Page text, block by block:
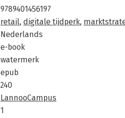
9789401456197
retail, digitale tijdperk,
Nederlands
e-book
watermerk
epub
240
LannooCampus
1